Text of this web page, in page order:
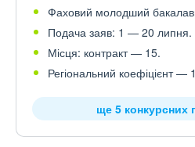
Фаховий молодший
Подача заяв: 1 — 20 липня.
Місця: контракт — 15.
Регіональний коефіцієнт —
ще 5 конкурсних